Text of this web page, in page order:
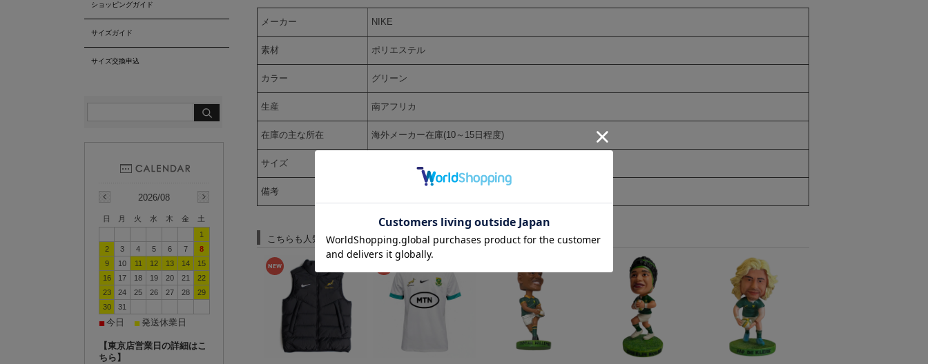
メーカー NIKE
素材 ポリエステル
カラー グリーン
生産 南アフリカ
在庫の主な所在 海外メーカー在庫(10～15日程度)
サイズ
備考
こちらも人気！個数を選択してご一緒にカートへ入れられます。
ショッピングガイド
サイズガイド
サイズ交換申込
2026/08
日 月 火 水 木 金
土
1
2
3 4 5 6 7
8
9
10 11 12 13 14
15
16
17 18 19 20 21
22
23
24 25 26 27 28
29
30
31
■ 今日 ■ 発送休業日
【東京店営業日の詳細はこ
ちら】